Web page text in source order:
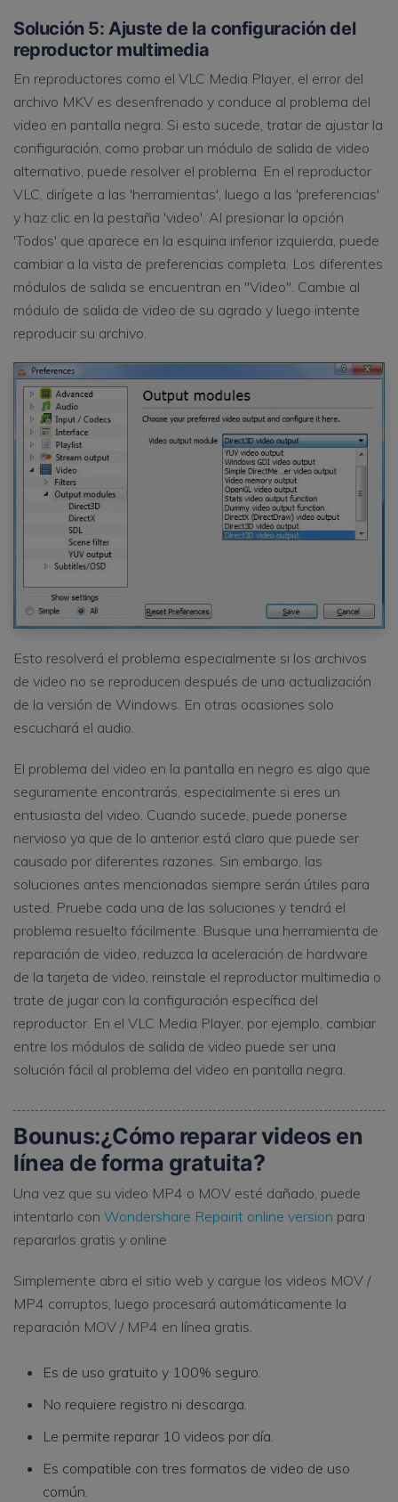
Solución 5: Ajuste de la configuración del
reproductor multimedia
En reproductores como el VLC Media Player, el error del
archivo MKV es desenfrenado y conduce al problema del
video en pantalla negra. Si esto sucede, tratar de ajustar la
configuración, como probar un módulo de salida de video
alternativo, puede resolver el problema. En el reproductor
VLC, dirígete a las 'herramientas', luego a las 'preferencias'
y haz clic en la pestaña 'video'. Al presionar la opción
'Todos' que aparece en la esquina inferior izquierda, puede
cambiar a la vista de preferencias completa. Los diferentes
módulos de salida se encuentran en "Video". Cambie al
módulo de salida de video de su agrado y luego intente
reproducir su archivo.
Esto resolverá el problema especialmente si los archivos
de video no se reproducen después de una actualización
de la versión de Windows. En otras ocasiones solo
escuchará el audio.
El problema del video en la pantalla en negro es algo que
seguramente encontrarás, especialmente si eres un
entusiasta del video. Cuando sucede, puede ponerse
nervioso ya que de lo anterior está claro que puede ser
causado por diferentes razones. Sin embargo, las
soluciones antes mencionadas siempre serán útiles para
usted. Pruebe cada una de las soluciones y tendrá el
problema resuelto fácilmente. Busque una herramienta de
reparación de video, reduzca la aceleración de hardware
de la tarjeta de video, reinstale el reproductor multimedia o
trate de jugar con la configuración específica del
reproductor. En el VLC Media Player, por ejemplo, cambiar
entre los módulos de salida de video puede ser una
solución fácil al problema del video en pantalla negra.
Bounus:¿Cómo reparar videos en
línea de forma gratuita?
Una vez que su video MP4 o MOV esté dañado, puede
intentarlo con Wondershare Repairit online version para
repararlos gratis y online
Simplemente abra el sitio web y cargue los videos MOV /
MP4 corruptos, luego procesará automáticamente la
reparación MOV / MP4 en línea gratis.
Es de uso gratuito y 100% seguro.
No requiere registro ni descarga.
Le permite reparar 10 videos por día.
Es compatible con tres formatos de video de uso
común.